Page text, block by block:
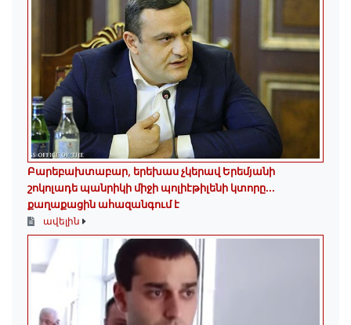
Բարեբախտաբար, երեխաս չկերավ Երեմյանի
շոկոլադե պանրիկի միջի պոլիէթիլենի կտորը․․․
քաղաքացին ահազանգում է
ավելին